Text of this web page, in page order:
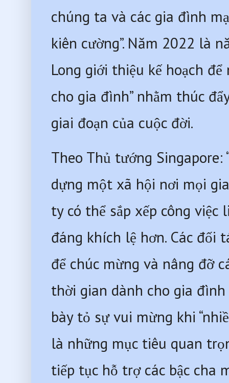
chúng ta và các gia đình
kiên cường”. Năm 2022 là
Long giới thiệu kế hoạch
cho gia đình” nhằm thúc
giai đoạn của cuộc đời.
Theo Thủ tướng
dựng một xã hội nơi mọi
ty có thể sắp xếp công
đáng khích lệ hơn. Các đối
để chúc mừng và nâng đỡ
thời gian dành cho gia đình
bày tỏ sự vui mừng khi
là những mục tiêu quan
tiếp tục hỗ trợ các bậc cha